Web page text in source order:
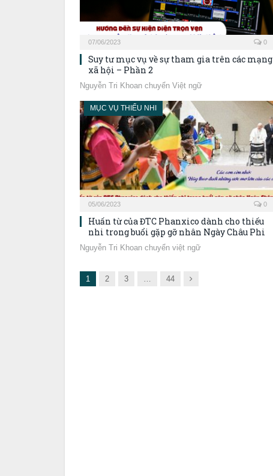
07/06/2023 0
Suy tư mục vụ về sự tham gia trên các mạng
xã hội – Phần 2
Nguyễn Tri Khoan chuyển Việt ngữ
MỤC VỤ THIẾU NHI
05/06/2023 0
Huấn từ của ĐTC Phanxico dành cho thiếu
nhi trong buổi gặp gỡ nhân Ngày Châu Phi
Nguyễn Tri Khoan chuyển việt ngữ
1 2 3 … 44 Next